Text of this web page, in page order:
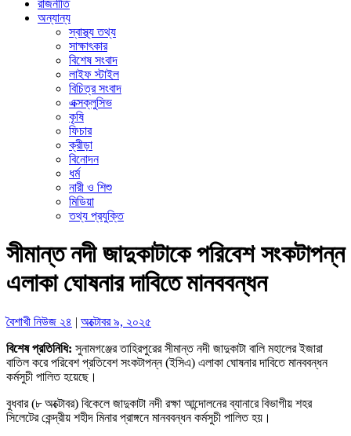
রাজনীতি
অন্যান্য
স্বাস্থ্য তথ্য
সাক্ষাৎকার
বিশেষ সংবাদ
লাইফ স্টাইল
বিচিত্র সংবাদ
এক্সক্লুসিভ
কৃষি
ফিচার
ক্রীড়া
বিনোদন
ধর্ম
নারী ও শিশু
মিডিয়া
তথ্য প্রযুক্তি
সীমান্ত নদী জাদুকাটাকে পরিবেশ সংকটাপন্ন
এলাকা ঘোষনার দাবিতে মানববন্ধন
বৈশাখী নিউজ ২৪ | অক্টোবর ৯, ২০২৫
বিশেষ প্রতিনিধি: সুনামগঞ্জের তাহিরপুরের সীমান্ত নদী জাদুকাটা বালি মহালের ইজারা
বাতিল করে পরিবেশ প্রতিবেশ সংকটাপন্ন (ইসিএ) এলাকা ঘোষনার দাবিতে মানববন্ধন
কর্মসুচী পালিত হয়েছে।
বুধবার (৮ অক্টোবর) বিকেলে জাদুকাটা নদী রক্ষা আন্দোলনের ব্যানারে বিভাগীয় শহর
সিলেটের কেন্দ্রীয় শহীদ মিনার প্রাঙ্গনে মানববন্ধন কর্মসুচী পালিত হয়।